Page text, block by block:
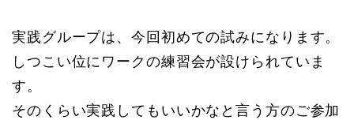
実践グループは、今回初めての試みになります。
しつこい位にワークの練習会が設けられていま
す。
そのくらい実践してもいいかなと言う方のご参加